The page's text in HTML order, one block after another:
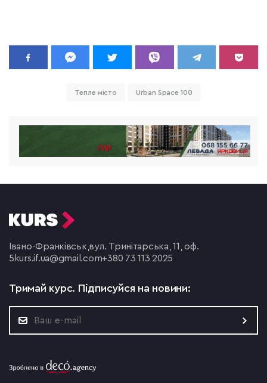
Тепле місто Urban Space 100
Івано-Франківськ,вул. Тринітарська, 11, оф.
5 kurs.if.ua@gmail.com+380 73 113 2025
Тримай курс. Підписуйся на новини: